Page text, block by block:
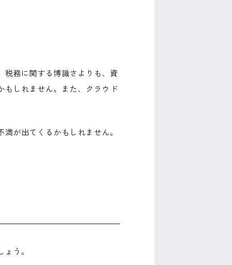
税務に関する博識さよりも、資
もしれません。また、クラウド
が出てくるかもしれません。
う。